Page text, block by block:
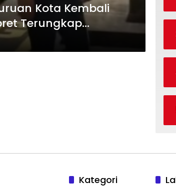
Kota Kembali
Terungkap
Kategori